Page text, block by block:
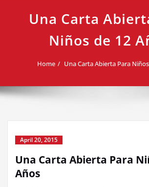
Una Carta
Niños de 12
Home Una Carta Abierta Para
April 20, 2015
Una Carta Abierta Para
Años